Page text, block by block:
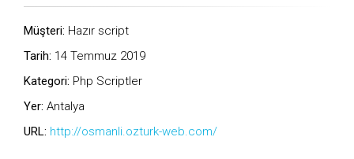
Müşteri: Hazır script
Tarih: 14 Temmuz 2019
Kategori: Php Scriptler
Yer: Antalya
URL: http://osmanli.ozturk-web.com/